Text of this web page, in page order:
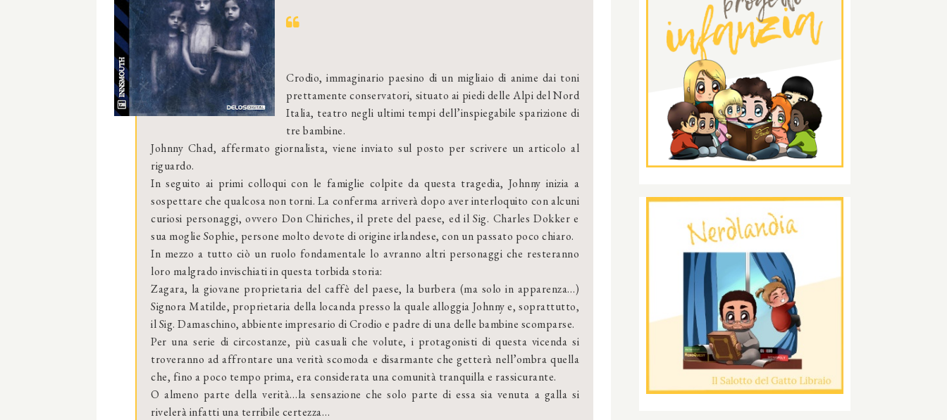
Crodio, immaginario paesino di un migliaio di anime dai toni
prettamente conservatori, situato ai piedi delle Alpi del Nord
Italia, teatro negli ultimi tempi dell’inspiegabile sparizione di
tre bambine.
Johnny Chad, affermato giornalista, viene inviato sul posto per scrivere un articolo al
riguardo.
In seguito ai primi colloqui con le famiglie colpite da questa tragedia, Johnny inizia a
sospettare che qualcosa non torni. La conferma arriverà dopo aver interloquito con alcuni
curiosi personaggi, ovvero Don Chiriches, il prete del paese, ed il Sig. Charles Dokker e
sua moglie Sophie, persone molto devote di origine irlandese, con un passato poco chiaro.
In mezzo a tutto ciò un ruolo fondamentale lo avranno altri personaggi che resteranno
loro malgrado invischiati in questa torbida storia:
Zagara, la giovane proprietaria del caffè del paese, la burbera (ma solo in apparenza…)
Signora Matilde, proprietaria della locanda presso la quale alloggia Johnny e, soprattutto,
il Sig. Damaschino, abbiente impresario di Crodio e padre di una delle bambine scomparse.
Per una serie di circostanze, più casuali che volute, i protagonisti di questa vicenda si
troveranno ad affrontare una verità scomoda e disarmante che getterà nell’ombra quella
che, fino a poco tempo prima, era considerata una comunità tranquilla e rassicurante.
O almeno parte della verità…la sensazione che solo parte di essa sia venuta a galla si
rivelerà infatti una terribile certezza…